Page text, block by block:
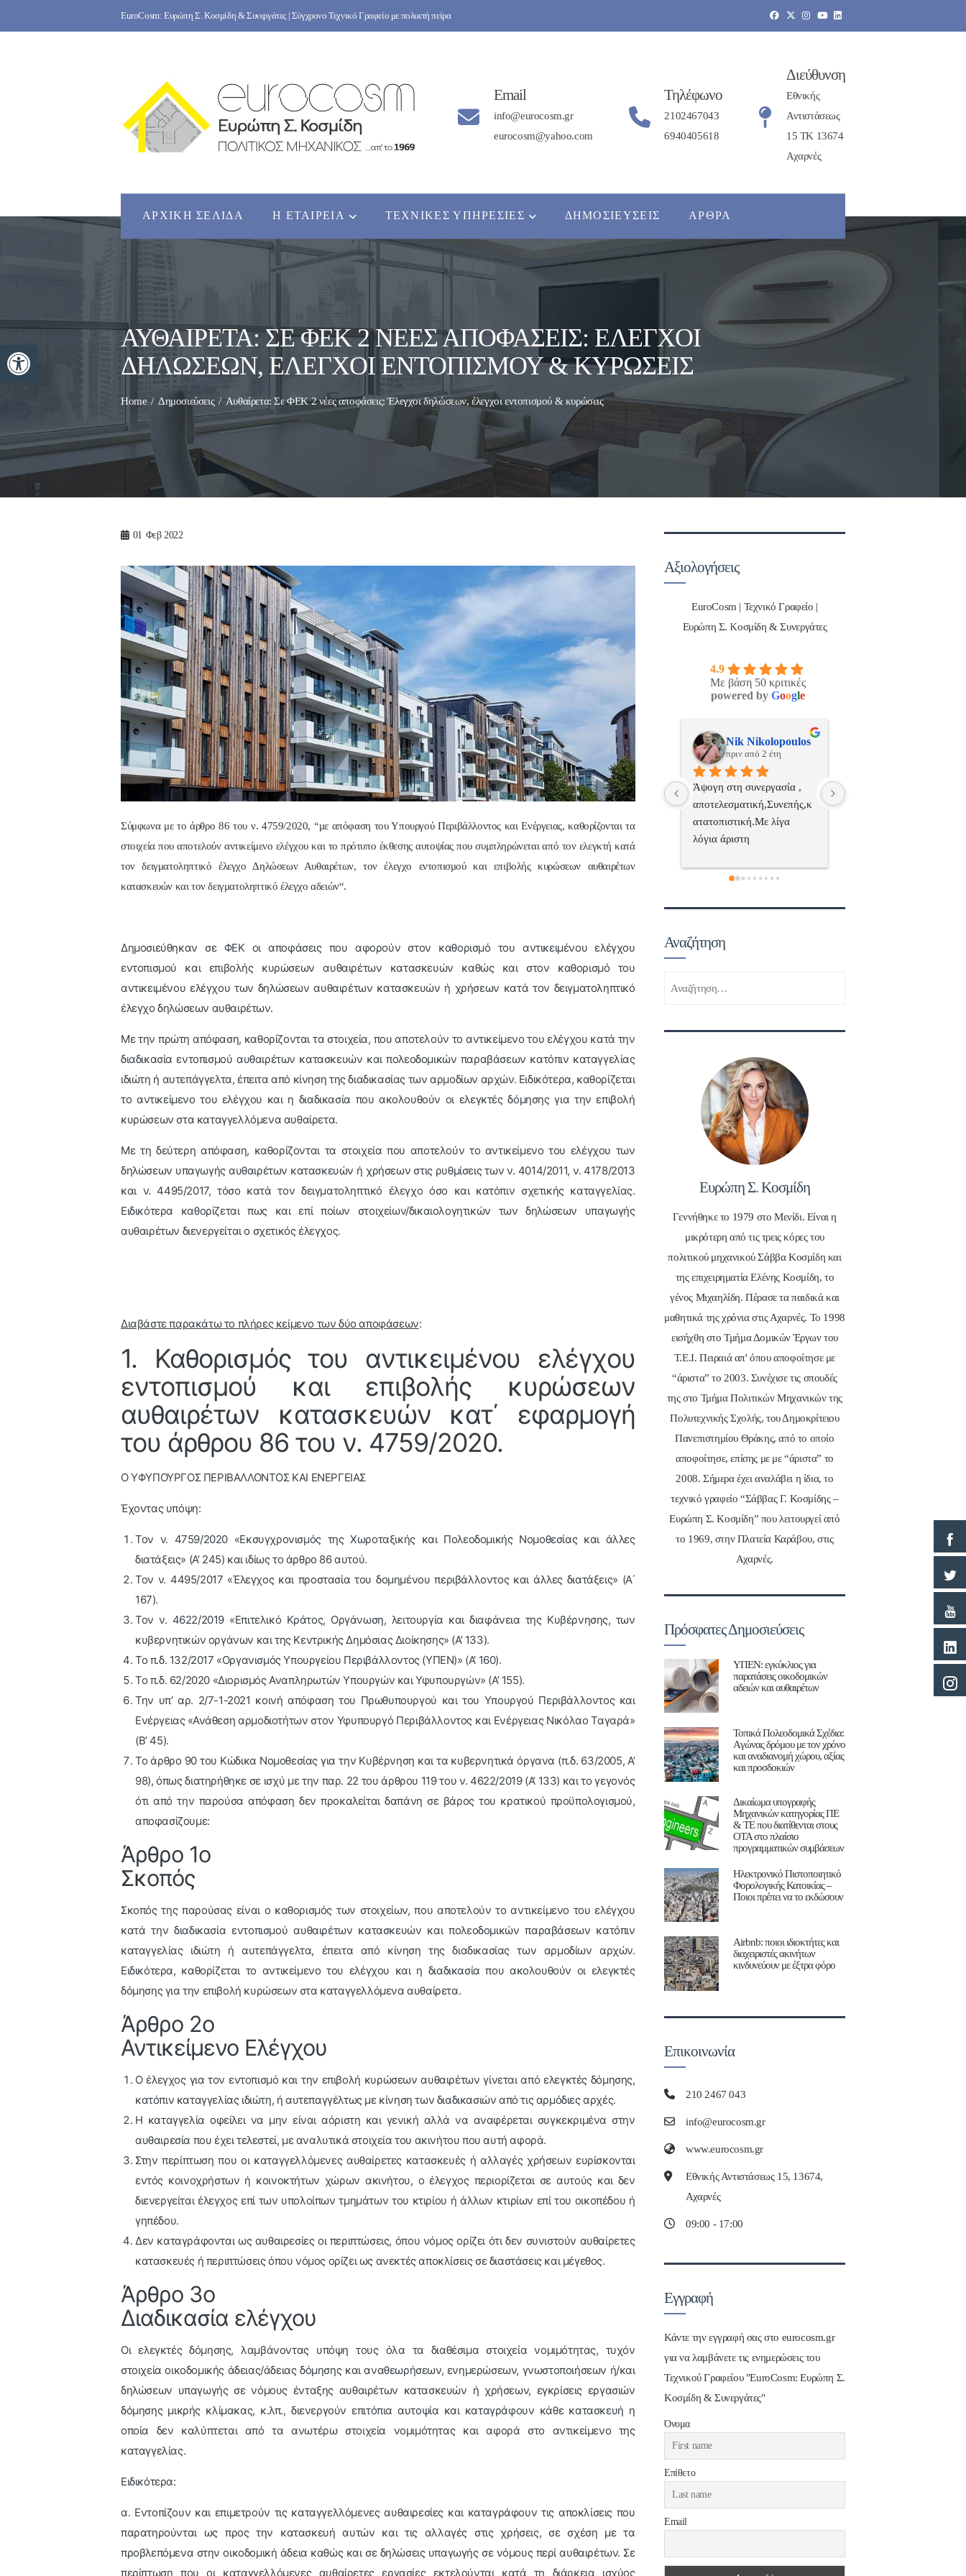
Ανοίξτε τη γραμμή εργαλείων
to
EuroCosm: Ευρώπη Σ. Κοσμίδη & Συνεργάτες | Σύγχρονο Τεχνικό Γραφείο με πολυετή πείρα
Email
info@eurocosm.gr
eurocosm@yahoo.com
Τηλέφωνο
2102467043
6940405618
Διεύθυνση
Εθνικής
Αντιστάσεως
15 ΤΚ 13674
Αχαρνές
ΑΡΧΙΚΉ ΣΕΛΊΔΑ Η ΕΤΑΙΡΕΊΑ ΤΕΧΝΙΚΈΣ ΥΠΗΡΕΣΊΕΣ ΔΗΜΟΣΙΕΎΣΕΙΣ ΆΡΘΡΑ
ΑΥΘΑΊΡΕΤΑ: ΣΕ ΦΕΚ 2 ΝΈΕΣ ΑΠΟΦΆΣΕΙΣ: ΈΛΕΓΧΟΙ
ΔΗΛΏΣΕΩΝ, ΈΛΕΓΧΟΙ ΕΝΤΟΠΙΣΜΟΎ & ΚΥΡΏΣΕΙΣ
Home Δημοσιεύσεις Αυθαίρετα: Σε ΦΕΚ 2 νέες αποφάσεις: Έλεγχοι δηλώσεων, έλεγχοι εντοπισμού & κυρώσεις
01 Φεβ 2022
Σύμφωνα με το άρθρο 86 του ν. 4759/2020, “με απόφαση του Υπουργού Περιβάλλοντος και Ενέργειας, καθορίζονται τα
στοιχεία που αποτελούν αντικείμενο ελέγχου και το πρότυπο έκθεσης αυτοψίας που συμπληρώνεται από τον ελεγκτή κατά
τον δειγματοληπτικό έλεγχο Δηλώσεων Αυθαιρέτων, τον έλεγχο εντοπισμού και επιβολής κυρώσεων αυθαιρέτων
κατασκευών και τον δειγματοληπτικό έλεγχο αδειών“.
Δημοσιεύθηκαν σε ΦΕΚ οι αποφάσεις που αφορούν στον καθορισμό του αντικειμένου ελέγχου
εντοπισμού και επιβολής κυρώσεων αυθαιρέτων κατασκευών καθώς και στον καθορισμό του
αντικειμένου ελέγχου των δηλώσεων αυθαιρέτων κατασκευών ή χρήσεων κατά τον δειγματοληπτικό
έλεγχο δηλώσεων αυθαιρέτων.
Με την πρώτη απόφαση, καθορίζονται τα στοιχεία, που αποτελούν το αντικείμενο του ελέγχου κατά την
διαδικασία εντοπισμού αυθαιρέτων κατασκευών και πολεοδομικών παραβάσεων κατόπιν καταγγελίας
ιδιώτη ή αυτεπάγγελτα, έπειτα από κίνηση της διαδικασίας των αρμοδίων αρχών. Ειδικότερα, καθορίζεται
το αντικείμενο του ελέγχου και η διαδικασία που ακολουθούν οι ελεγκτές δόμησης για την επιβολή
κυρώσεων στα καταγγελλόμενα αυθαίρετα.
Με τη δεύτερη απόφαση, καθορίζονται τα στοιχεία που αποτελούν το αντικείμενο του ελέγχου των
δηλώσεων υπαγωγής αυθαιρέτων κατασκευών ή χρήσεων στις ρυθμίσεις των ν. 4014/2011, ν. 4178/2013
και ν. 4495/2017, τόσο κατά τον δειγματοληπτικό έλεγχο όσο και κατόπιν σχετικής καταγγελίας.
Ειδικότερα καθορίζεται πως και επί ποίων στοιχείων/δικαιολογητικών των δηλώσεων υπαγωγής
αυθαιρέτων διενεργείται ο σχετικός έλεγχος.
Διαβάστε παρακάτω το πλήρες κείμενο των δύο αποφάσεων:
1. Καθορισμός του αντικειμένου ελέγχου
εντοπισμού και επιβολής κυρώσεων
αυθαιρέτων κατασκευών κατ΄ εφαρμογή
του άρθρου 86 του ν. 4759/2020.
Ο ΥΦΥΠΟΥΡΓΟΣ ΠΕΡΙΒΑΛΛΟΝΤΟΣ ΚΑΙ ΕΝΕΡΓΕΙΑΣ
Έχοντας υπόψη:
Τον ν. 4759/2020 «Εκσυγχρονισμός της Χωροταξικής και Πολεοδομικής Νομοθεσίας και άλλες
διατάξεις» (Α’ 245) και ιδίως το άρθρο 86 αυτού.
Τον ν. 4495/2017 «Έλεγχος και προστασία του δομημένου περιβάλλοντος και άλλες διατάξεις» (Α΄
167).
Τον ν. 4622/2019 «Επιτελικό Κράτος, Οργάνωση, λειτουργία και διαφάνεια της Κυβέρνησης, των
κυβερνητικών οργάνων και της Κεντρικής Δημόσιας Διοίκησης» (Α’ 133).
Το π.δ. 132/2017 «Οργανισμός Υπουργείου Περιβάλλοντος (ΥΠΕΝ)» (Α’ 160).
Το π.δ. 62/2020 «Διορισμός Αναπληρωτών Υπουργών και Υφυπουργών» (Α’ 155).
Την υπ’ αρ. 2/7-1-2021 κοινή απόφαση του Πρωθυπουργού και του Υπουργού Περιβάλλοντος και
Ενέργειας «Ανάθεση αρμοδιοτήτων στον Υφυπουργό Περιβάλλοντος και Ενέργειας Νικόλαο Ταγαρά»
(Β’ 45).
Το άρθρο 90 του Κώδικα Νομοθεσίας για την Κυβέρνηση και τα κυβερνητικά όργανα (π.δ. 63/2005, Α’
98), όπως διατηρήθηκε σε ισχύ με την παρ. 22 του άρθρου 119 του ν. 4622/2019 (Α’ 133) και το γεγονός
ότι από την παρούσα απόφαση δεν προκαλείται δαπάνη σε βάρος του κρατικού προϋπολογισμού,
αποφασίζουμε:
Άρθρο 1ο
Σκοπός
Σκοπός της παρούσας είναι ο καθορισμός των στοιχείων, που αποτελούν το αντικείμενο του ελέγχου
κατά την διαδικασία εντοπισμού αυθαιρέτων κατασκευών και πολεοδομικών παραβάσεων κατόπιν
καταγγελίας ιδιώτη ή αυτεπάγγελτα, έπειτα από κίνηση της διαδικασίας των αρμοδίων αρχών.
Ειδικότερα, καθορίζεται το αντικείμενο του ελέγχου και η διαδικασία που ακολουθούν οι ελεγκτές
δόμησης για την επιβολή κυρώσεων στα καταγγελλόμενα αυθαίρετα.
Άρθρο 2ο
Αντικείμενο Ελέγχου
Ο έλεγχος για τον εντοπισμό και την επιβολή κυρώσεων αυθαιρέτων γίνεται από ελεγκτές δόμησης,
κατόπιν καταγγελίας ιδιώτη, ή αυτεπαγγέλτως με κίνηση των διαδικασιών από τις αρμόδιες αρχές.
Η καταγγελία οφείλει να μην είναι αόριστη και γενική αλλά να αναφέρεται συγκεκριμένα στην
αυθαιρεσία που έχει τελεστεί, με αναλυτικά στοιχεία του ακινήτου που αυτή αφορά.
Στην περίπτωση που οι καταγγελλόμενες αυθαίρετες κατασκευές ή αλλαγές χρήσεων ευρίσκονται
εντός κοινοχρήστων ή κοινοκτήτων χώρων ακινήτου, ο έλεγχος περιορίζεται σε αυτούς και δεν
διενεργείται έλεγχος επί των υπολοίπων τμημάτων του κτιρίου ή άλλων κτιρίων επί του οικοπέδου ή
γηπέδου.
Δεν καταγράφονται ως αυθαιρεσίες οι περιπτώσεις, όπου νόμος ορίζει ότι δεν συνιστούν αυθαίρετες
κατασκευές ή περιπτώσεις όπου νόμος ορίζει ως ανεκτές αποκλίσεις σε διαστάσεις και μέγεθος.
Άρθρο 3ο
Διαδικασία ελέγχου
Οι ελεγκτές δόμησης, λαμβάνοντας υπόψη τους όλα τα διαθέσιμα στοιχεία νομιμότητας, τυχόν
στοιχεία οικοδομικής άδειας/άδειας δόμησης και αναθεωρήσεων, ενημερώσεων, γνωστοποιήσεων ή/και
δηλώσεων υπαγωγής σε νόμους ένταξης αυθαιρέτων κατασκευών ή χρήσεων, εγκρίσεις εργασιών
δόμησης μικρής κλίμακας, κ.λπ., διενεργούν επιτόπια αυτοψία και καταγράφουν κάθε κατασκευή η
οποία δεν καλύπτεται από τα ανωτέρω στοιχεία νομιμότητας και αφορά στο αντικείμενο της
καταγγελίας.
Ειδικότερα:
α. Εντοπίζουν και επιμετρούν τις καταγγελλόμενες αυθαιρεσίες και καταγράφουν τις αποκλίσεις που
παρατηρούνται ως προς την κατασκευή αυτών και τις αλλαγές στις χρήσεις, σε σχέση με τα
προβλεπόμενα στην οικοδομική άδεια καθώς και σε δηλώσεις υπαγωγής σε νόμους περί αυθαιρέτων. Σε
περίπτωση που οι καταγγελλόμενες αυθαίρετες εργασίες εκτελούνται κατά τη διάρκεια ισχύος
Αξιολογήσεις
EuroCosm | Τεχνικό Γραφείο |
Ευρώπη Σ. Κοσμίδη & Συνεργάτες
4.9
Με βάση 50 κριτικές
powered by Google
Nik Nikolopoulos
πριν από 2 έτη
Άψογη στη συνεργασία ,
αποτελεσματική,Συνεπής,κ
ατατοπιστική.Με λίγα
Επαγγελματίας ,πάντα με
το χαμόγελο.Την
ManosBX
πριν από 2 έτη
Επαγγελματίας  Άψογη
συνεργασία
Αναζήτηση
Ευρώπη Σ. Κοσμίδη
Γεννήθηκε το 1979 στο Μενίδι. Είναι η
μικρότερη από τις τρεις κόρες του
πολιτικού μηχανικού Σάββα Κοσμίδη και
της επιχειρηματία Ελένης Κοσμίδη, το
γένος Μιχαηλίδη. Πέρασε τα παιδικά και
μαθητικά της χρόνια στις Αχαρνές. Το 1998
εισήχθη στο Τμήμα Δομικών Έργων του
Τ.Ε.Ι. Πειραιά απ' όπου αποφοίτησε με
“άριστα” το 2003. Συνέχισε τις σπουδές
της στο Τμήμα Πολιτικών Μηχανικών της
Πολυτεχνικής Σχολής, του Δημοκρίτειου
Πανεπιστημίου Θράκης, από το οποίο
αποφοίτησε, επίσης με με “άριστα” το
2008. Σήμερα έχει αναλάβει η ίδια, το
τεχνικό γραφείο “Σάββας Γ. Κοσμίδης –
Ευρώπη Σ. Κοσμίδη” που λειτουργεί από
το 1969, στην Πλατεία Καράβου, στις
Αχαρνές.
Πρόσφατες Δημοσιεύσεις
ΥΠΕΝ: εγκύκλιος για
παρατάσεις οικοδομικών
αδειών και αυθαιρέτων
Τοπικά Πολεοδομικά Σχέδια:
Aγώνας δρόμου με τον χρόνο
και αναδιανομή χώρου, αξίας
και προσδοκιών
Δικαίωμα υπογραφής
Μηχανικών κατηγορίας ΠΕ
& ΤΕ που διατίθενται στους
ΟΤΑ στο πλαίσιο
προγραμματικών συμβάσεων
Ηλεκτρονικό Πιστοποιητικό
Φορολογικής Κατοικίας –
Ποιοι πρέπει να το εκδώσουν
Airbnb: ποιοι ιδιοκτήτες και
διαχειριστές ακινήτων
κινδυνεύουν με έξτρα φόρο
Επικοινωνία
210 2467 043
info@eurocosm.gr
www.eurocosm.gr
Εθνικής Αντιστάσεως 15, 13674,
Αχαρνές
09:00 - 17:00
Εγγραφή
Κάντε την εγγραφή σας στο eurocosm.gr
για να λαμβάνετε τις ενημερώσεις του
Τεχνικού Γραφείου "EuroCosm: Ευρώπη Σ.
Κοσμίδη & Συνεργάτες"
Όνομα
Επίθετο
Email